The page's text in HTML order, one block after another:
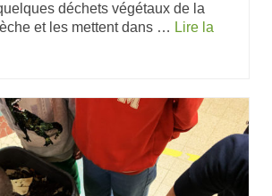
déchets végétaux de la
et les mettent dans … Lire la